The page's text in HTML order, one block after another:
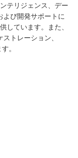
テリジェンス、デー
よび開発サポートに
しています。また、
トレーション、
。